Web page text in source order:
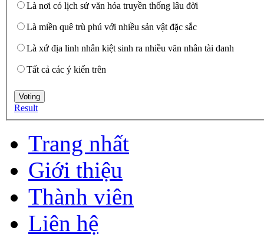
Là nơi có lịch sử văn hóa truyền thống lâu đời
Là miền quê trù phú với nhiều sản vật đặc sắc
Là xứ địa linh nhân kiệt sinh ra nhiều văn nhân tài danh
Tất cả các ý kiến trên
Result
Trang nhất
Giới thiệu
Thành viên
Liên hệ